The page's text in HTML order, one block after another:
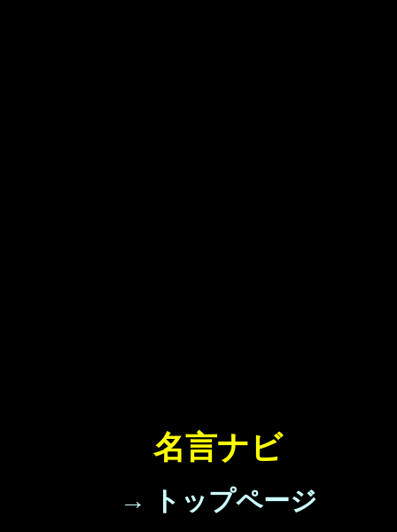
名言ナビ
→ トップページ